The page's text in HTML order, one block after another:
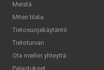
Meistä
Miten tilata
Tietosuojakäytäntö
Tietoturvan
Ota meihin yhteyttä
Palautukset